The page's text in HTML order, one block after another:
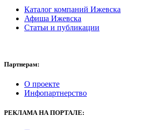
Каталог компаний Ижевска
Афиша Ижевска
Статьи и публикации
Партнерам:
О проекте
Инфопартнерство
РЕКЛАМАНА ПОРТАЛЕ: